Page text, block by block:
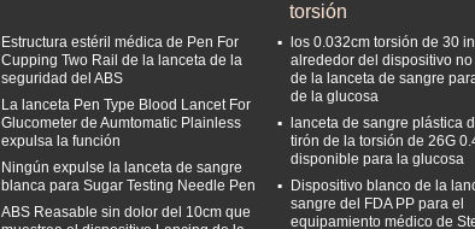
Estructura estéril médica de Pen For
Cupping Two Rail de la lanceta de la
seguridad del ABS
La lanceta Pen Type Blood Lancet For
Glucometer de Aumtomatic Plainless
expulsa la función
Ningún expulse la lanceta de sangre
blanca para Sugar Testing Needle Pen
ABS Reasable sin dolor del 10cm que
torsión
los 0.032cm torsión de 30
alrededor del dispositivo
de la lanceta de sangre
de la glucosa
lanceta de sangre plástica
tirón de la torsión de 26G
disponible para la glucosa
Dispositivo blanco de la
sangre del FDA PP para el
equipamiento médico de